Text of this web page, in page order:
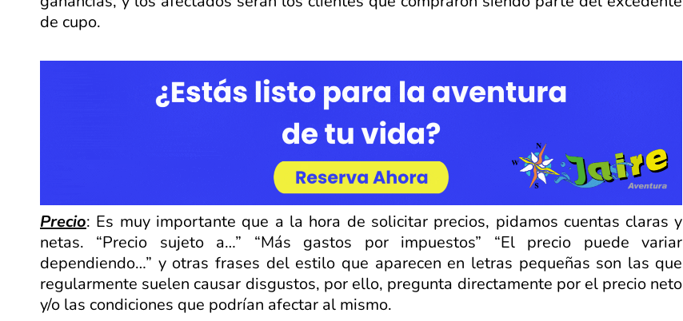
de cupo.
Precio: Es muy importante que a la hora de solicitar precios, pidamos cuentas claras y
netas. “Precio sujeto a…” “Más gastos por impuestos” “El precio puede variar
dependiendo…” y otras frases del estilo que aparecen en letras pequeñas son las que
regularmente suelen causar disgustos, por ello, pregunta directamente por el precio neto
y/o las condiciones que podrían afectar al mismo.